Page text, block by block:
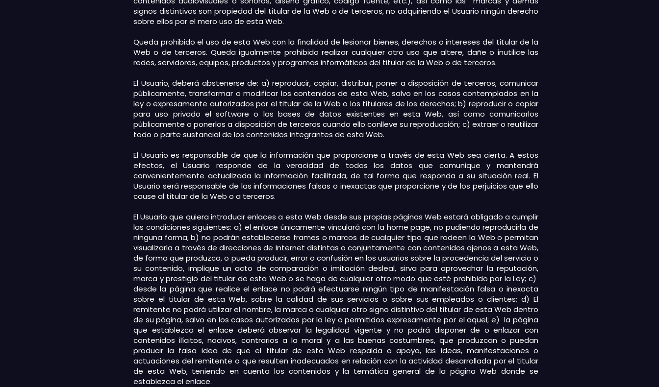
signos distintivos son propiedad del titular de la Web o de terceros, no adquiriendo el Usuario ningún derecho
sobre ellos por el mero uso de esta Web.
Queda prohibido el uso de esta Web con la finalidad de lesionar bienes, derechos o intereses del titular de la
Web o de terceros. Queda igualmente prohibido realizar cualquier otro uso que altere, dañe o inutilice las
redes, servidores, equipos, productos y programas informáticos del titular de la Web o de terceros.
El Usuario, deberá abstenerse de: a) reproducir, copiar, distribuir, poner a disposición de terceros, comunicar
públicamente, transformar o modificar los contenidos de esta Web, salvo en los casos contemplados en la
ley o expresamente autorizados por el titular de la Web o los titulares de los derechos; b) reproducir o copiar
para uso privado el software o las bases de datos existentes en esta Web, así como comunicarlos
públicamente o ponerlos a disposición de terceros cuando ello conlleve su reproducción; c) extraer o reutilizar
todo o parte sustancial de los contenidos integrantes de esta Web.
El Usuario es responsable de que la información que proporcione a través de esta Web sea cierta. A estos
efectos, el Usuario responde de la veracidad de todos los datos que comunique y mantendrá
convenientemente actualizada la información facilitada, de tal forma que responda a su situación real. El
Usuario será responsable de las informaciones falsas o inexactas que proporcione y de los perjuicios que ello
cause al titular de la Web o a terceros.
El Usuario que quiera introducir enlaces a esta Web desde sus propias páginas Web estará obligado a cumplir
las condiciones siguientes: a) el enlace únicamente vinculará con la home page, no pudiendo reproducirla de
ninguna forma; b) no podrán establecerse frames o marcos de cualquier tipo que rodeen la Web o permitan
visualizarla a través de direcciones de Internet distintas o conjuntamente con contenidos ajenos a esta Web,
de forma que produzca, o pueda producir, error o confusión en los usuarios sobre la procedencia del servicio o
su contenido, implique un acto de comparación o imitación desleal, sirva para aprovechar la reputación,
marca y prestigio del titular de esta Web o se haga de cualquier otro modo que esté prohibido por la Ley; c)
desde la página que realice el enlace no podrá efectuarse ningún tipo de manifestación falsa o inexacta
sobre el titular de esta Web, sobre la calidad de sus servicios o sobre sus empleados o clientes; d) El
remitente no podrá utilizar el nombre, la marca o cualquier otro signo distintivo del titular de esta Web dentro
de su página, salvo en los casos autorizados por la ley o permitidos expresamente por el aquel; e) la página
que establezca el enlace deberá observar la legalidad vigente y no podrá disponer de o enlazar con
contenidos ilícitos, nocivos, contrarios a la moral y a las buenas costumbres, que produzcan o puedan
producir la falsa idea de que el titular de esta Web respalda o apoya, las ideas, manifestaciones o
actuaciones del remitente o que resulten inadecuados en relación con la actividad desarrollada por el titular
de esta Web, teniendo en cuenta los contenidos y la temática general de la página Web donde se
establezca el enlace.